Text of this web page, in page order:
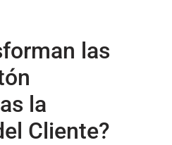
las
la
Cliente?